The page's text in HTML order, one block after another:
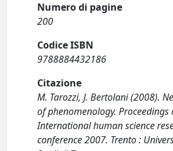
Numero di pagine
200
Codice ISBN
9788884432186
Citazione
M. Tarozzi, J. Bertolani (2008).
of phenomenology. Proceedings
International human science
conference 2007. Trento :